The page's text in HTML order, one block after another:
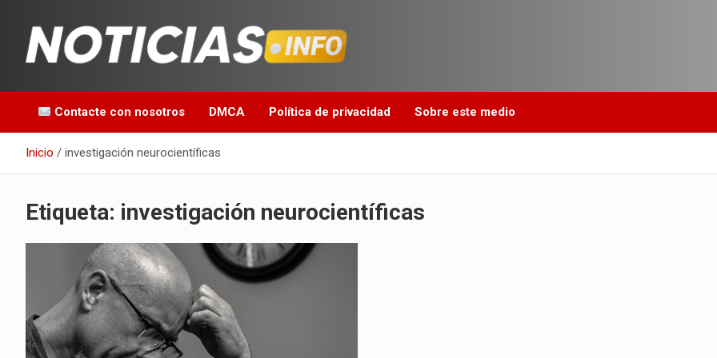
contenido
Noticias en español
Contacte con nosotros DMCA Política de privacidad Sobre este medio
Inicio investigación neurocientíficas
Etiqueta: investigación neurocientíficas